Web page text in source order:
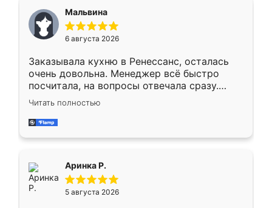
меньше, здесь же он более разнообразный.
Мне нравится ,если что-то потребуется из
мебели буду заказывать только здесь.
Мальвина
6 августа 2026
Заказывала кухню в Ренессанс, осталась
очень довольна. Менеджер всё быстро
посчитала, на вопросы отвечала сразу.
Замерщик приехал в субботу, подошёл к
делу со всей ответственностью. Собрали
за день, ребята работали аккуратно, даже
Читать полностью
Аринка Р.
5 августа 2026